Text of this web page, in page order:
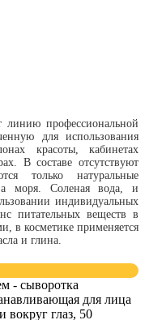
линию профессиональной
для использования
красоты, кабинетах
В составе отсутствуют
только натуральные
моря. Соленая вода, и
индивидуальных
питательных веществ в
в косметике применяется
и глина.